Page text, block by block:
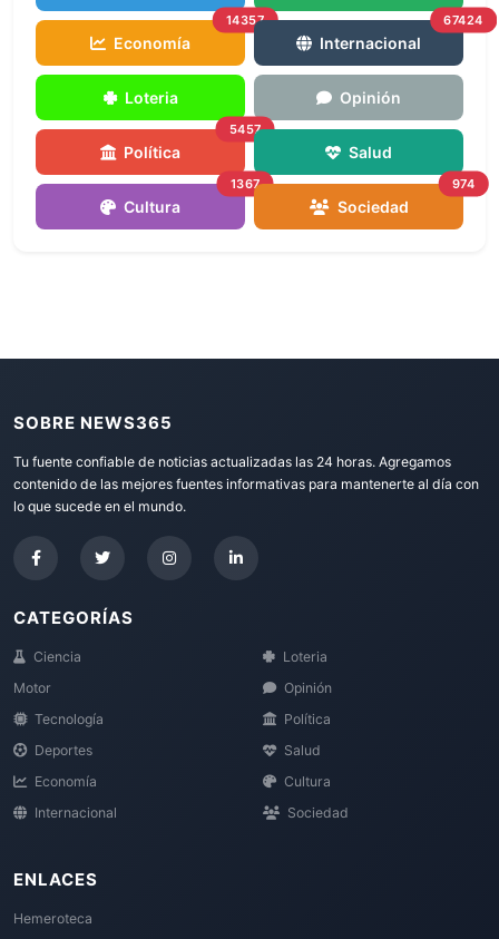
Economía
14357
Internacional
67424
Loteria Opinión
Política
5457
Salud
Cultura
1367
Sociedad
974
SOBRE NEWS365
Tu fuente confiable de noticias actualizadas las 24 horas. Agregamos
contenido de las mejores fuentes informativas para mantenerte al día con
lo que sucede en el mundo.
CATEGORÍAS
Ciencia
Motor
Tecnología
Deportes
Economía
Internacional
Loteria
Opinión
Política
Salud
Cultura
Sociedad
ENLACES
Hemeroteca